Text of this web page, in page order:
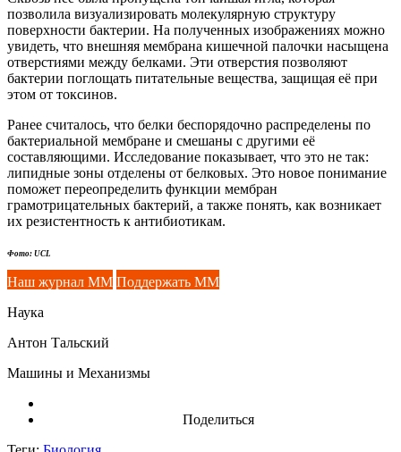
позволила визуализировать молекулярную структуру
поверхности бактерии. На полученных изображениях можно
увидеть, что внешняя мембрана кишечной палочки насыщена
отверстиями между белками. Эти отверстия позволяют
бактерии поглощать питательные вещества, защищая её при
этом от токсинов.
Ранее считалось, что белки беспорядочно распределены по
бактериальной мембране и смешаны с другими её
составляющими. Исследование показывает, что это не так:
липидные зоны отделены от белковых. Это новое понимание
поможет переопределить функции мембран
грамотрицательных бактерий, а также понять, как возникает
их резистентность к антибиотикам.
Фото: UCL
Наш журнал ММ Поддержать ММ
Наука
Антон Тальский
Машины и Механизмы
Поделиться